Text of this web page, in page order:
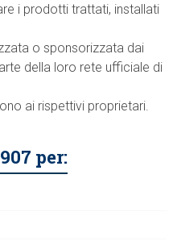
i prodotti trattati, installati
o sponsorizzata dai
della loro rete ufficiale di
ai rispettivi proprietari.
per: